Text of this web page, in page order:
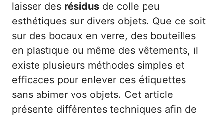
laisser des résidus de colle peu
esthétiques sur divers objets. Que ce soit
sur des bocaux en verre, des bouteilles
en plastique ou même des vêtements, il
existe plusieurs méthodes simples et
efficaces pour enlever ces étiquettes
sans abimer vos objets. Cet article
présente différentes techniques afin de